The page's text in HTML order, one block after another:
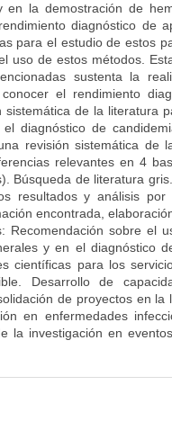
la demostración de
diagnóstico de
para el estudio de estos
uso de estos métodos.
sustenta la
el rendimiento
de la literatura
diagnóstico de
revisión sistemática de
relevantes en 4
Búsqueda de literatura
resultados y análisis por
encontrada,
Recomendación sobre el
y en el diagnóstico
científicas para los
Desarrollo de
de proyectos en la
en enfermedades
la investigación en